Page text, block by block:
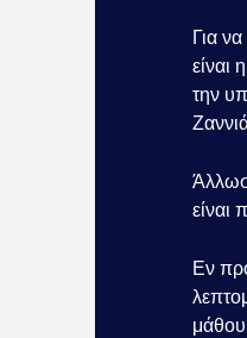
Για
είναι
την
είναι
Εν